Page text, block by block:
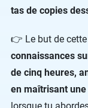
tas de copies
👉 Le but de cette
connaissances
de cinq heures,
en maîtrisant